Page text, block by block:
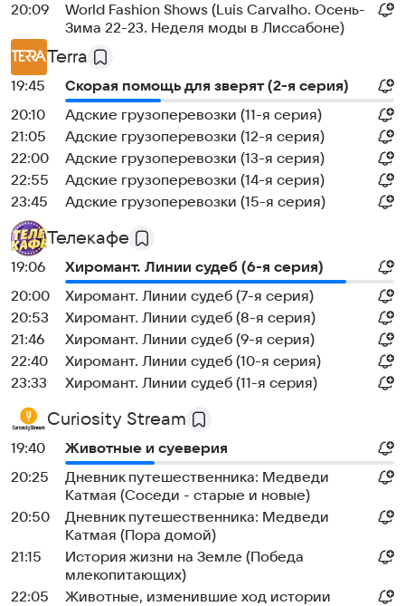
20:09
World Fashion Shows (Luis Carvalho. Осень-
Зима 22-23. Неделя моды в Лиссабоне)
Terra
19:45
Скорая помощь для зверят (2-я серия)
20:10
Адские грузоперевозки (11-я серия)
21:05
Адские грузоперевозки (12-я серия)
22:00
Адские грузоперевозки (13-я серия)
22:55
Адские грузоперевозки (14-я серия)
23:45
Адские грузоперевозки (15-я серия)
Телекафе
19:06
Хиромант. Линии судеб (6-я серия)
20:00
Хиромант. Линии судеб (7-я серия)
20:53
Хиромант. Линии судеб (8-я серия)
21:46
Хиромант. Линии судеб (9-я серия)
22:40
Хиромант. Линии судеб (10-я серия)
23:33
Хиромант. Линии судеб (11-я серия)
Curiosity Stream
19:40
Животные и суеверия
20:25
Дневник путешественника: Медведи
Катмая (Соседи - старые и новые)
20:50
Дневник путешественника: Медведи
Катмая (Пора домой)
21:15
История жизни на Земле (Победа
млекопитающих)
22:05
Животные, изменившие ход истории